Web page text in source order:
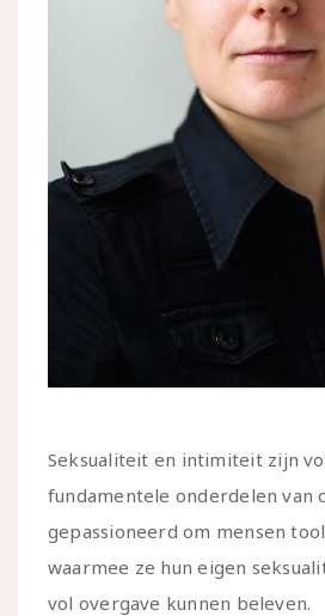
Seksualiteit en intimiteit zijn
fundamentele onderdelen van
gepassioneerd om mensen
waarmee ze hun eigen
vol overgave kunnen beleven.